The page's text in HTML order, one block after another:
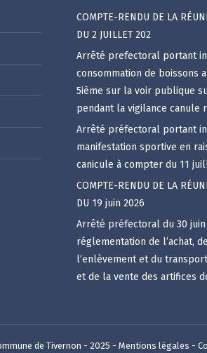
COMPTE-RENDU DE LA
DU 2 JUILLET 202
Arrêté prefectoral portant
consommation de boissons
5ième sur la voir publique
pendant la vigilance canule
Arrêté préfectoral portant
manifestation sportive en
canicule à compter du 11
COMPTE-RENDU DE LA
DU 19 juin 2026
Arrêté préfectoral du 30
réglementation de l’achat,
l’enlèvement et du
et de la vente des artifices
de Tivernon - 2025 - Mentions légales -